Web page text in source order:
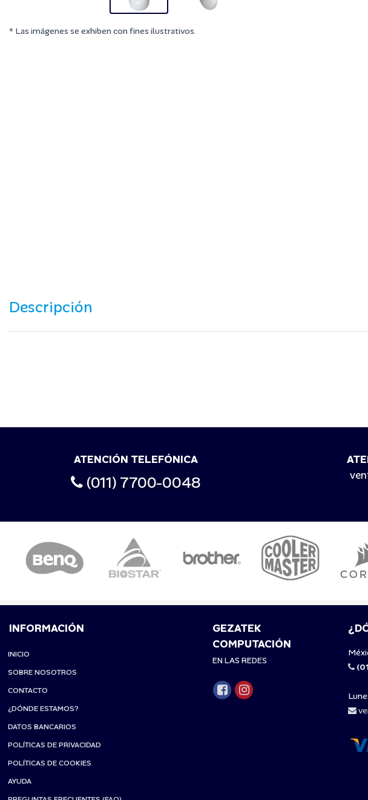
* Las imágenes se exhiben con fines ilustrativos.
Descripción
ATENCIÓN TELEFÓNICA
(011) 7700-0048
INFORMACIÓN
INICIO
SOBRE NOSOTROS
CONTACTO
¿DÓNDE ESTAMOS?
DATOS BANCARIOS
POLÍTICAS DE PRIVACIDAD
POLÍTICAS DE COOKIES
AYUDA
GEZATEK
COMPUTACIÓN
EN LAS REDES